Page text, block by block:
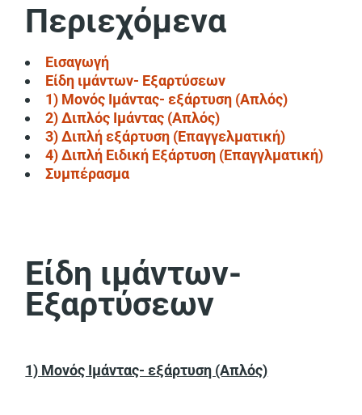
Περιεχόμενα
Εισαγωγή
Είδη ιμάντων- Εξαρτύσεων
1) Μονός Ιμάντας- εξάρτυση (Απλός)
2) Διπλός Ιμάντας (Απλός)
3) Διπλή εξάρτυση (Επαγγελματική)
4) Διπλή Ειδική Εξάρτυση (Επαγγλματική)
Συμπέρασμα
Είδη ιμάντων-
Εξαρτύσεων
1) Μονός Ιμάντας- εξάρτυση (Απλός)